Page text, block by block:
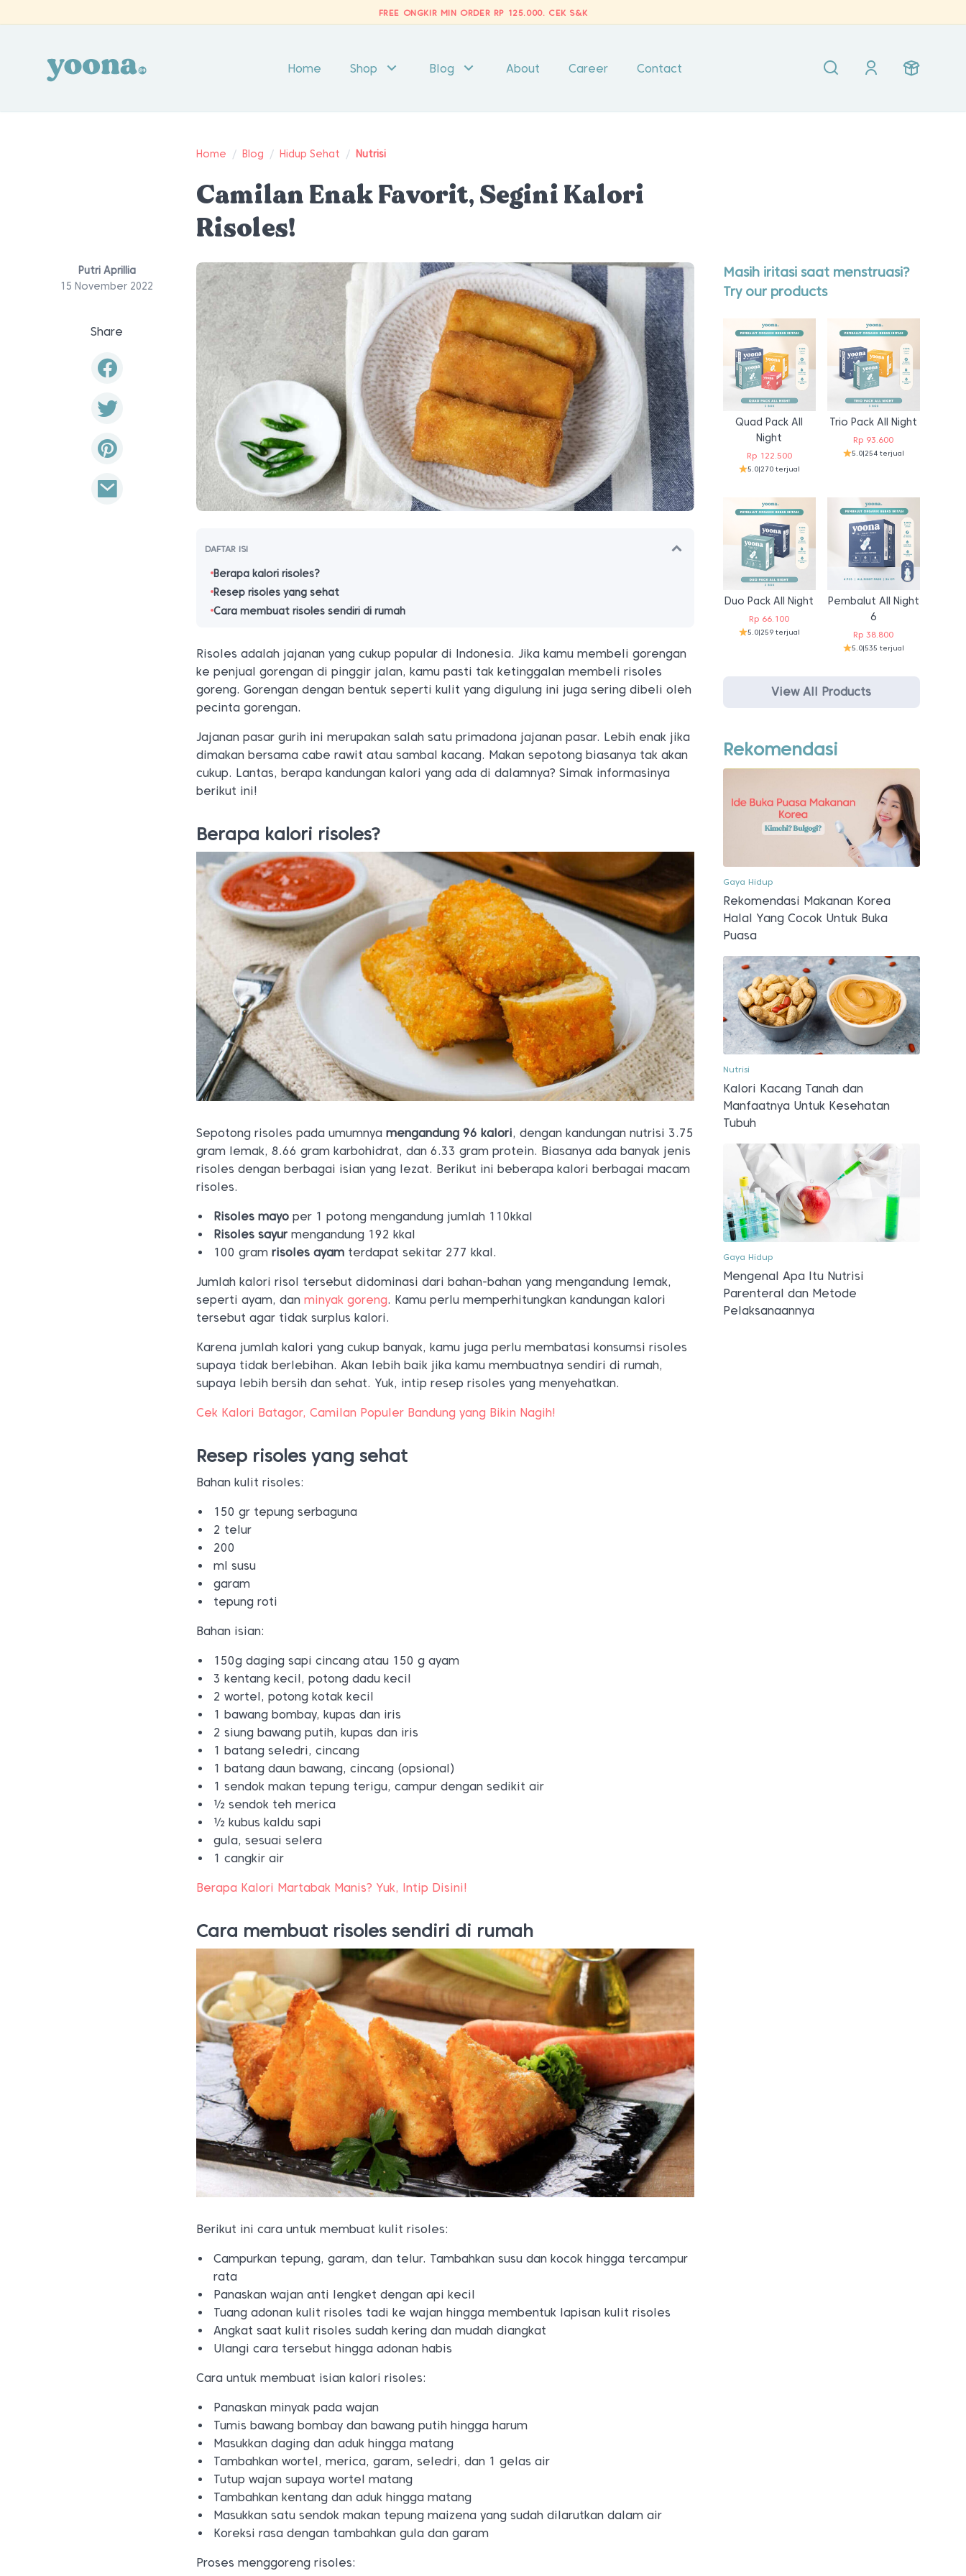
FREE ONGKIR MIN ORDER RP 125.000. CEK S&K
Home Shop Blog About Career Contact
Home / Blog / Hidup Sehat / Nutrisi
Camilan Enak Favorit, Segini Kalori
Risoles!
Putri Aprillia
15 November 2022
Share
DAFTAR ISI
Berapa kalori risoles?
Resep risoles yang sehat
Cara membuat risoles sendiri di rumah
Risoles adalah jajanan yang cukup popular di Indonesia. Jika kamu membeli gorengan
ke penjual gorengan di pinggir jalan, kamu pasti tak ketinggalan membeli risoles
goreng. Gorengan dengan bentuk seperti kulit yang digulung ini juga sering dibeli oleh
pecinta gorengan.
Jajanan pasar gurih ini merupakan salah satu primadona jajanan pasar. Lebih enak jika
dimakan bersama cabe rawit atau sambal kacang. Makan sepotong biasanya tak akan
cukup. Lantas, berapa kandungan kalori yang ada di dalamnya? Simak informasinya
berikut ini!
Berapa kalori risoles?
Sepotongrisoles pada umumnyamengandung 96 kalori, dengan kandungan nutrisi 3.75
gram lemak, 8.66 gram karbohidrat, dan 6.33 gram protein. Biasanya ada banyak jenis
risoles dengan berbagai isian yang lezat. Berikut ini beberapa kalori berbagai macam
risoles.
Risoles mayo per 1 potong mengandung jumlah 110kkal
Risoles sayur mengandung 192 kkal
100 gramrisoles ayam terdapat sekitar 277 kkal.
Jumlah kalori risol tersebut didominasi dari bahan-bahan yang mengandung lemak,
seperti ayam, danminyak goreng. Kamu perlu memperhitungkan kandungan kalori
tersebut agar tidak surplus kalori.
Karena jumlah kalori yang cukup banyak, kamu juga perlu membatasi konsumsi risoles
supaya tidak berlebihan. Akan lebih baik jika kamu membuatnya sendiri di rumah,
supaya lebih bersih dan sehat. Yuk, intip resep risoles yang menyehatkan.
Cek Kalori Batagor, Camilan Populer Bandung yang Bikin Nagih!
Resep risoles yang sehat
Bahan kulit risoles:
150 gr tepung serbaguna
2 telur
200
ml susu
garam
tepung roti
Bahan isian:
150g daging sapi cincang atau 150 g ayam
3 kentang kecil, potong dadu kecil
2 wortel, potong kotak kecil
1 bawang bombay, kupas dan iris
2 siung bawang putih, kupas dan iris
1 batang seledri, cincang
1 batang daun bawang, cincang (opsional)
1 sendok makan tepung terigu, campur dengan sedikit air
1⁄2 sendok teh merica
1⁄2 kubus kaldu sapi
gula, sesuai selera
1 cangkir air
Berapa Kalori Martabak Manis? Yuk, Intip Disini!
Cara membuat risoles sendiri di rumah
Berikut ini cara untuk membuat kulit risoles:
Campurkan tepung, garam, dan telur. Tambahkan susu dan kocok hingga tercampur
rata
Panaskan wajan anti lengket dengan api kecil
Tuang adonan kulit risoles tadi ke wajan hingga membentuk lapisan kulit risoles
Angkat saat kulit risoles sudah kering dan mudah diangkat
Ulangi cara tersebut hingga adonan habis
Cara untuk membuat isian kalori risoles:
Panaskan minyak pada wajan
Tumis bawang bombay dan bawang putih hingga harum
Masukkan daging dan aduk hingga matang
Tambahkan wortel, merica, garam, seledri, dan 1 gelas air
Tutup wajan supaya wortel matang
Tambahkan kentang dan aduk hingga matang
Masukkan satu sendok makan tepung maizena yang sudah dilarutkan dalam air
Koreksi rasa dengan tambahkan gula dan garam
Proses menggoreng risoles:
Masih iritasi saat menstruasi?
Try our products
Quad Pack All
Night
Rp122.500
5.0|270 terjual
Trio Pack All Night
Rp 93.600
5.0|254 terjual
Duo Pack All Night
Rp 66.100
5.0|259 terjual
Pembalut All Night
6
Rp 38.800
5.0|535 terjual
View All Products
Rekomendasi
Gaya Hidup
Rekomendasi Makanan Korea
Halal Yang Cocok Untuk Buka
Puasa
Nutrisi
Kalori Kacang Tanah dan
Manfaatnya Untuk Kesehatan
Tubuh
Gaya Hidup
Mengenal Apa Itu Nutrisi
Parenteral dan Metode
Pelaksanaannya